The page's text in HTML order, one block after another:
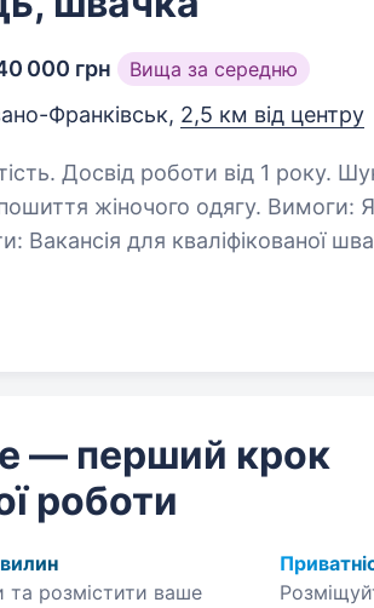
000 грн Вища за середню
Франківськ, 2,5 км від центру
роботи від 1 року. Шукаємо кваліфікованих
жіночого одягу. Вимоги:
— перший крок
роботи
розмістити ваше